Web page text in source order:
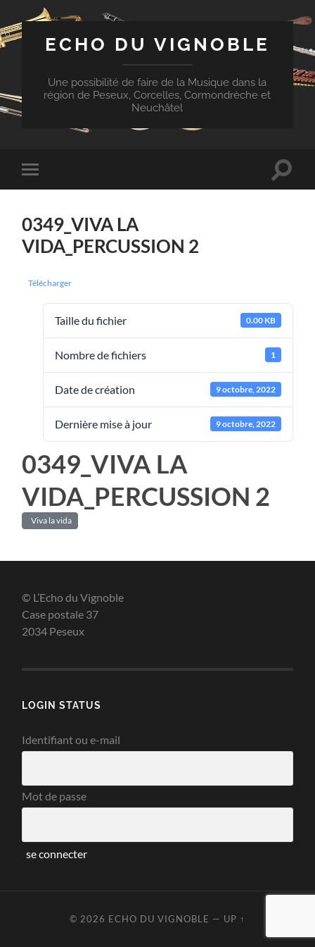
ECHO DU VIGNOBLE
Une possibilité de faire de la Musique dans la
région de Peseux, Corcelles, Cormondrèche et
Neuchâtel
Toggle
mobile
Toggle
0349_VIVA LA
VIDA_PERCUSSION 2
Télécharger
Taille du fichier 0.00 KB
Nombre de fichiers 1
Date de création 9 octobre, 2022
Dernière mise à jour 9 octobre, 2022
0349_VIVA LA
VIDA_PERCUSSION 2
Viva la vida
© L’Echo du Vignoble
Case postale 37
2034 Peseux
LOGIN STATUS
Identifiant ou e-mail
Mot de passe
© 2026 ECHO DU VIGNOBLE — UP ↑